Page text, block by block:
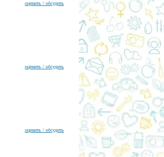
оценить / обсудить
оценить / обсудить
оценить / обсудить